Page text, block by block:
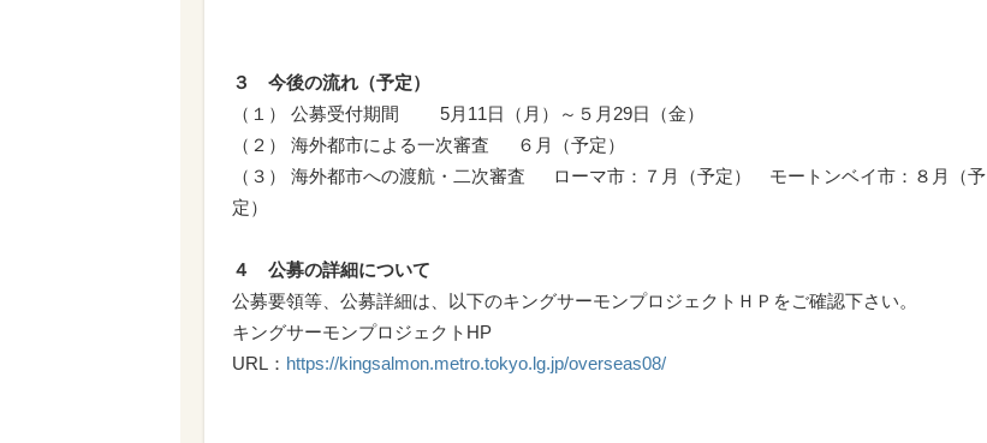
３ 今後の流れ（予定）
（１） 公募受付期間 5月11日（月）～５月29日（金）
（２） 海外都市による一次審査 ６月（予定）
（３） 海外都市への渡航・二次審査 ローマ市：７月（予定） モートンベイ市：８月（予
定）
４ 公募の詳細について
公募要領等、公募詳細は、以下のキングサーモンプロジェクトＨＰをご確認下さい。
キングサーモンプロジェクトHP
URL： https://kingsalmon.metro.tokyo.lg.jp/overseas08/